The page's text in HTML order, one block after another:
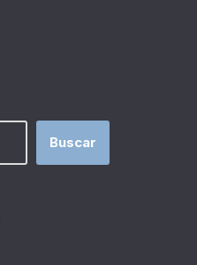
Buscar